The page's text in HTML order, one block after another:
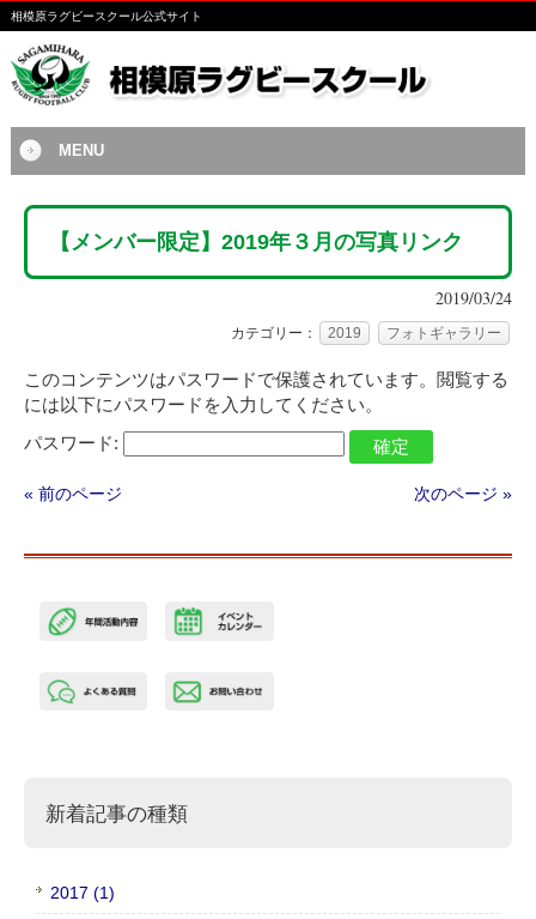
相模原ラグビースクール公式サイト
MENU
【メンバー限定】2019年３月の写真リンク
2019/03/24
カテゴリー： 2019 フォトギャラリー
このコンテンツはパスワードで保護されています。閲覧する
には以下にパスワードを入力してください。
パスワード:
« 前のページ 次のページ »
新着記事の種類
2017 (1)